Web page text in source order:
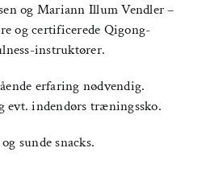
og Mariann Illum Vendler –
og certificerede Qigong-
instruktører.
erfaring nødvendig.
evt. indendørs træningssko.
sunde snacks.